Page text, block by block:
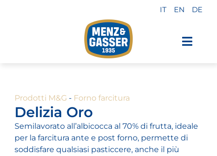
IT EN DE
Private label
Industria
Prodotti M&G - Forno farcitura
Delizia Oro
Semilavorato all’albicocca al 70% di frutta, ideale
per la farcitura ante e post forno, permette di
soddisfare qualsiasi pasticcere, anche il più